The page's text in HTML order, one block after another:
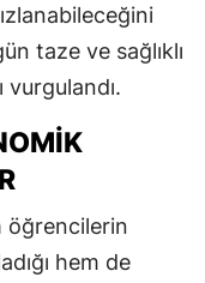
taze ve sağlıklı
vurgulandı.
öğrencilerin
hem de